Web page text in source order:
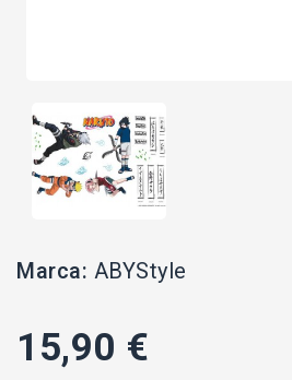
Marca: ABYStyle
15,90 €